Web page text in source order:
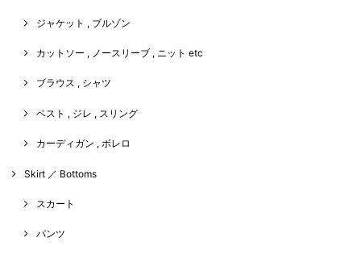
ジャケット , ブルゾン
カットソー , ノースリーブ , ニット etc
ブラウス , シャツ
ベスト , ジレ , スリング
カーディガン , ボレロ
Skirt ／ Bottoms
スカート
パンツ